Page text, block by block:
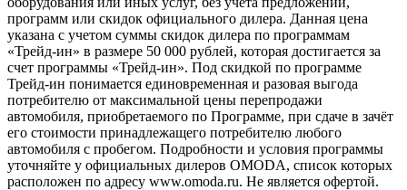
программ или скидок официального дилера. Данная цена
указана с учетом суммы скидок дилера по программам
«Трейд-ин» в размере 50 000 рублей, которая достигается за
счет программы «Трейд-ин». Под скидкой по программе
Трейд-ин понимается единовременная и разовая выгода
потребителю от максимальной цены перепродажи
автомобиля, приобретаемого по Программе, при сдаче в зачёт
его стоимости принадлежащего потребителю любого
автомобиля с пробегом. Подробности и условия программы
уточняйте у официальных дилеров OMODA, список которых
расположен по адресу www.omoda.ru. Не является офертой.